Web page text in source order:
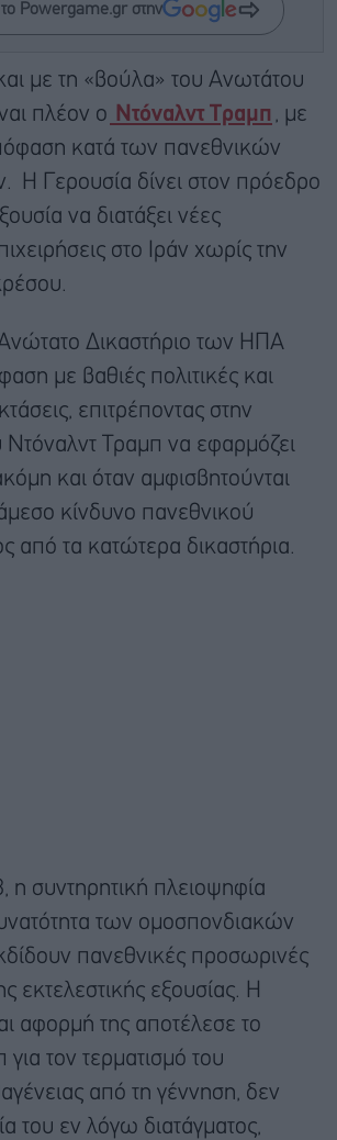
το Powergame.gr στην
με τη «βούλα» του Ανωτάτου
πλέον ο
Ντόναλντ Τραμπ , με
κατά των πανεθνικών
Η Γερουσία δίνει στον πρόεδρο
να διατάξει νέες
στο Ιράν χωρίς την
Ανώτατο Δικαστήριο των ΗΠΑ
με βαθιές πολιτικές και
επιτρέποντας στην
Τραμπ να εφαρμόζει
και όταν αμφισβητούνται
κίνδυνο πανεθνικού
από τα κατώτερα δικαστήρια.
συντηρητική πλειοψηφία
των ομοσπονδιακών
πανεθνικές προσωρινές
εκτελεστικής εξουσίας. Η
αφορμή της αποτέλεσε το
για τον τερματισμό του
από τη γέννηση, δεν
του εν λόγω διατάγματος,